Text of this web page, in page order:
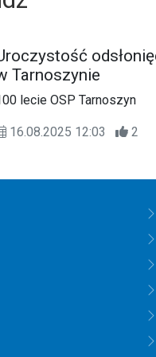
Tarnoszynie
lecie OSP Tarnoszyn
16.08.2025 12:03 2